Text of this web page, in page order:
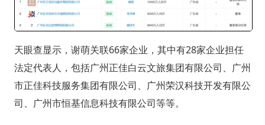
天眼查显示，谢萌关联66家企业，其中有28家企业担任
法定代表人，包括广州正佳白云文旅集团有限公司、广州
市正佳科技服务集团有限公司、广州荣汉科技开发有限公
司、广州市恒基信息科技有限公司等等。